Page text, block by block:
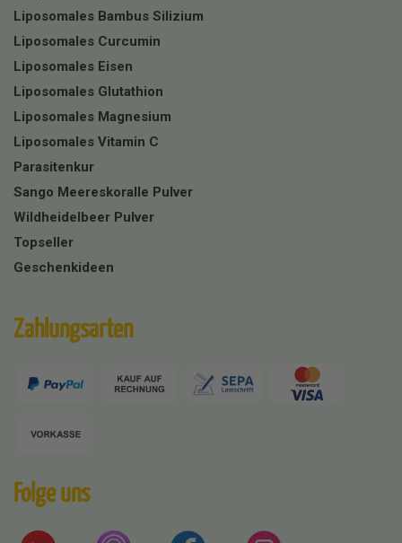
Liposomales Bambus Silizium
Liposomales Curcumin
Liposomales Eisen
Liposomales Glutathion
Liposomales Magnesium
Liposomales Vitamin C
Parasitenkur
Sango Meereskoralle Pulver
Wildheidelbeer Pulver
Topseller
Geschenkideen
Zahlungsarten
Folge uns